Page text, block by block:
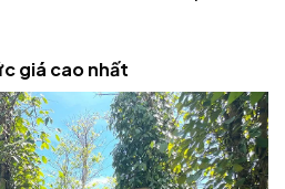
giá cao nhất